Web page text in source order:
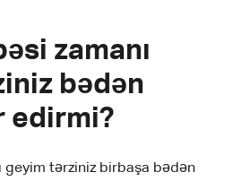
zamanı
bədən
edirmi?
geyim tərziniz birbaşa bədən